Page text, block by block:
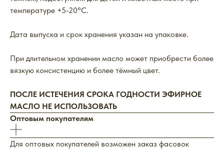
температуре +5-20°С.
Дата выпуска и срок хранения указан на упаковке.
При длительном хранении масло может приобрести более
вязкую консистенцию и более тёмный цвет.
ПОСЛЕ ИСТЕЧЕНИЯ СРОКА ГОДНОСТИ ЭФИРНОЕ
МАСЛО НЕ ИСПОЛЬЗОВАТЬ
Оптовым покупателям
Для оптовых покупателей возможен заказ фасовок